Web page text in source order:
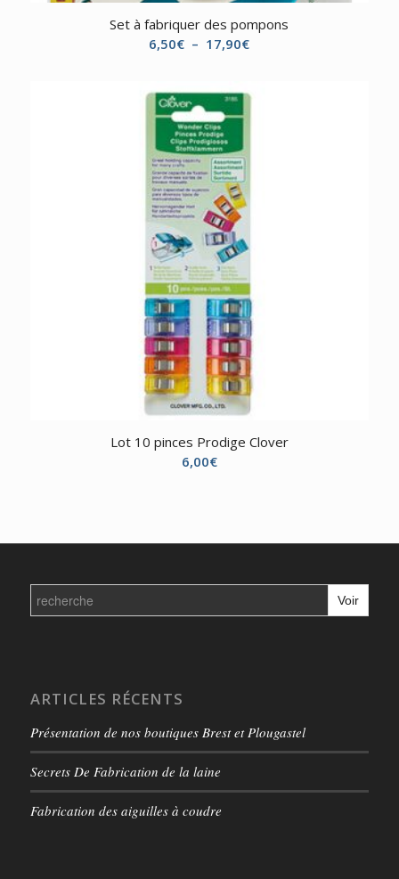
Set à fabriquer des pompons
6,50€ – 17,90€Plage
Lot 10 pinces Prodige Clover
6,00€
Search
for:
ARTICLES RÉCENTS
Présentation de nos boutiques Brest et Plougastel
Secrets De Fabrication de la laine
Fabrication des aiguilles à coudre